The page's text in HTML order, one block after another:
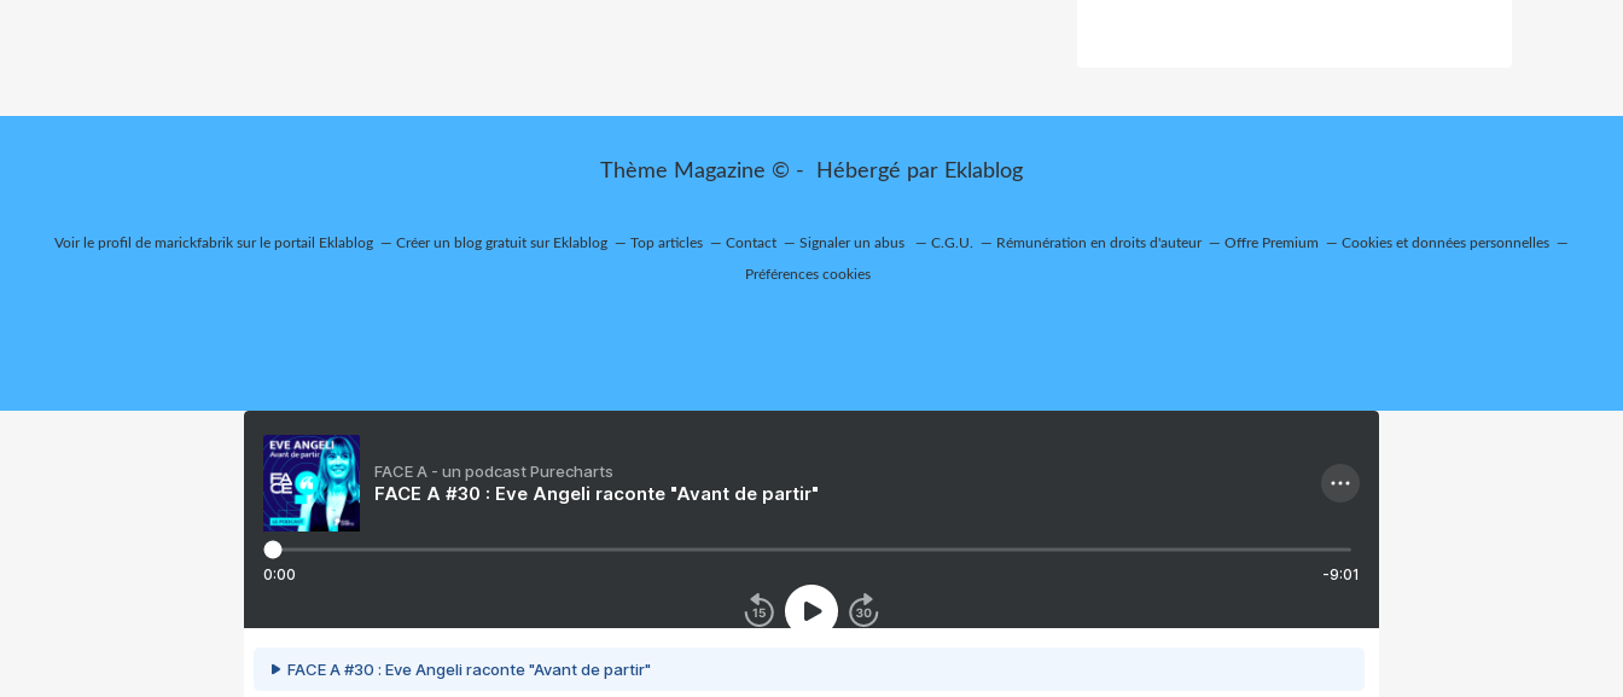
Thème Magazine © - Hébergé par Eklablog
Voir le profil de marickfabrik sur le portail Eklablog Créer un blog gratuit sur Eklablog Top articles Contact Signaler un abus C.G.U. Rémunération en droits d'auteur Offre Premium Cookies et données personnelles
Préférences cookies
FACE A - un podcast Purecharts
FACE A #30 : Eve Angeli raconte "Avant de partir"
0:00 -9:01
FACE A #30 : Eve Angeli raconte "Avant de partir"